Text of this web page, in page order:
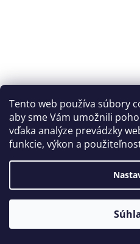
Tento web používa súbory
aby sme Vám umožnili
vďaka analýze prevádzky
funkcie, výkon a
ASA filament grafitovo
€26,83